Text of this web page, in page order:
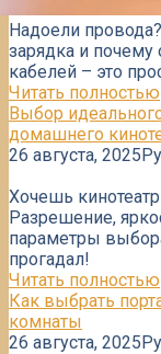
Надоели
зарядка и почему
кабелей – это
Читать полностью
Выбор
домашнего
26 августа, 2025
Хочешь
Разрешение,
параметры
прогадал!
Читать полностью
Как выбрать
комнаты
26 августа, 2025